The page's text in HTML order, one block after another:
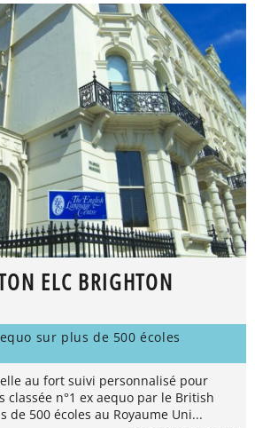
ELC BRIGHTON
sur plus de 500 écoles
au fort suivi personnalisé pour
classée n°1 ex aequo par le British
de 500 écoles au Royaume Uni...